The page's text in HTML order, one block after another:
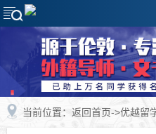
当前位置： 返回首页->优越留